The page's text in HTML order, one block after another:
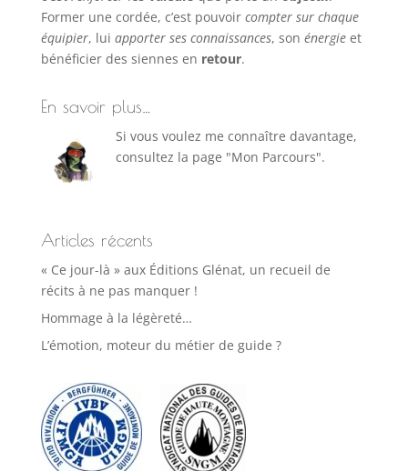
Former une cordée, c’est pouvoircompter sur chaque
équipier, lui apporter ses connaissances, son énergieet
bénéficier des siennes en retour.
En savoir plus…
Si vous voulez me connaître davantage,
consultez la page "Mon Parcours".
Articles récents
« Ce jour-là » aux Éditions Glénat, un recueil de
récits à ne pas manquer !
Hommage à la légèreté…
L’émotion, moteur du métier de guide ?